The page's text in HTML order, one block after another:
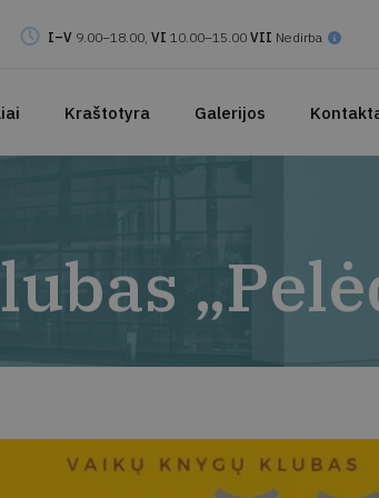
I–V 9.00–18.00, VI 10.00–15.00 VII Nedirba
Kraštotyra Galerijos